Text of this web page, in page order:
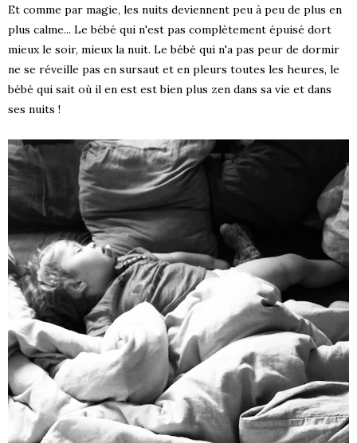
Et comme par magie, les nuits deviennent peu à peu de plus en
plus calme... Le bébé qui n'est pas complètement épuisé dort
mieux le soir, mieux la nuit. Le bébé qui n'a pas peur de dormir
ne se réveille pas en sursaut et en pleurs toutes les heures, le
bébé qui sait où il en est est bien plus zen dans sa vie et dans
ses nuits !